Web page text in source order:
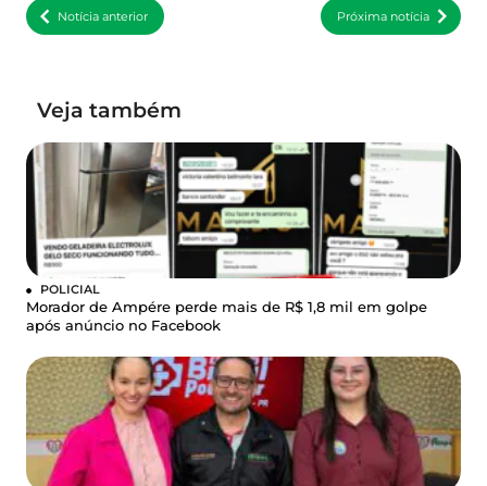
Notícia anterior Próxima notícia
Veja também
POLICIAL
Morador de Ampére perde mais de R$ 1,8 mil em golpe
após anúncio no Facebook